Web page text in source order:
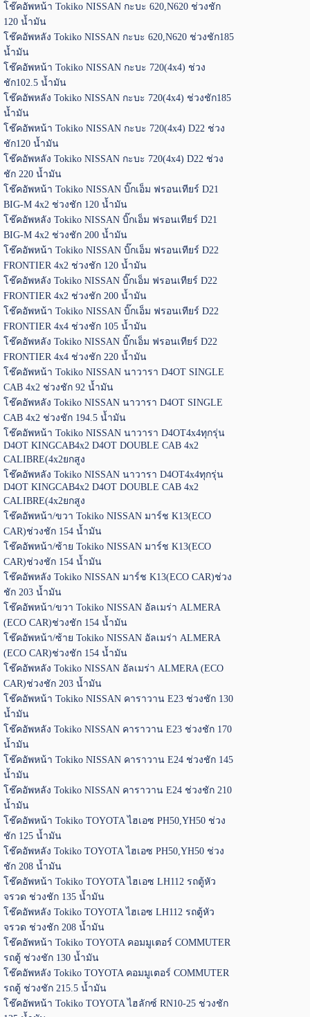
โช๊คอัพหน้า Tokiko NISSAN กะบะ 620,N620 ช่วงชัก
120 น้ำมัน
โช๊คอัพหลัง Tokiko NISSAN กะบะ 620,N620 ช่วงชัก185
น้ำมัน
โช๊คอัพหน้า Tokiko NISSAN กะบะ 720(4x4) ช่วง
ชัก102.5 น้ำมัน
โช๊คอัพหลัง Tokiko NISSAN กะบะ 720(4x4) ช่วงชัก185
น้ำมัน
โช๊คอัพหน้า Tokiko NISSAN กะบะ 720(4x4) D22 ช่วง
ชัก120 น้ำมัน
โช๊คอัพหลัง Tokiko NISSAN กะบะ 720(4x4) D22 ช่วง
ชัก 220 น้ำมัน
โช๊คอัพหน้า Tokiko NISSAN บิ๊กเอ็ม ฟรอนเทียร์ D21
BIG-M 4x2 ช่วงชัก 120 น้ำมัน
โช๊คอัพหลัง Tokiko NISSAN บิ๊กเอ็ม ฟรอนเทียร์ D21
BIG-M 4x2 ช่วงชัก 200 น้ำมัน
โช๊คอัพหน้า Tokiko NISSAN บิ๊กเอ็ม ฟรอนเทียร์ D22
FRONTIER 4x2 ช่วงชัก 120 น้ำมัน
โช๊คอัพหลัง Tokiko NISSAN บิ๊กเอ็ม ฟรอนเทียร์ D22
FRONTIER 4x2 ช่วงชัก 200 น้ำมัน
โช๊คอัพหน้า Tokiko NISSAN บิ๊กเอ็ม ฟรอนเทียร์ D22
FRONTIER 4x4 ช่วงชัก 105 น้ำมัน
โช๊คอัพหลัง Tokiko NISSAN บิ๊กเอ็ม ฟรอนเทียร์ D22
FRONTIER 4x4 ช่วงชัก 220 น้ำมัน
โช๊คอัพหน้า Tokiko NISSAN นาวารา D4OT SINGLE
CAB 4x2 ช่วงชัก 92 น้ำมัน
โช๊คอัพหลัง Tokiko NISSAN นาวารา D4OT SINGLE
CAB 4x2 ช่วงชัก 194.5 น้ำมัน
โช๊คอัพหน้า Tokiko NISSAN นาวารา D4OT4x4ทุกรุ่น
D4OT KINGCAB4x2 D4OT DOUBLE CAB 4x2
CALIBRE(4x2ยกสูง
โช๊คอัพหลัง Tokiko NISSAN นาวารา D4OT4x4ทุกรุ่น
D4OT KINGCAB4x2 D4OT DOUBLE CAB 4x2
CALIBRE(4x2ยกสูง
โช๊คอัพหน้า/ขวา Tokiko NISSAN มาร์ช K13(ECO
CAR)ช่วงชัก 154 น้ำมัน
โช๊คอัพหน้า/ซ้าย Tokiko NISSAN มาร์ช K13(ECO
CAR)ช่วงชัก 154 น้ำมัน
โช๊คอัพหลัง Tokiko NISSAN มาร์ช K13(ECO CAR)ช่วง
ชัก 203 น้ำมัน
โช๊คอัพหน้า/ขวา Tokiko NISSAN อัลเมร่า ALMERA
(ECO CAR)ช่วงชัก 154 น้ำมัน
โช๊คอัพหน้า/ซ้าย Tokiko NISSAN อัลเมร่า ALMERA
(ECO CAR)ช่วงชัก 154 น้ำมัน
โช๊คอัพหลัง Tokiko NISSAN อัลเมร่า ALMERA (ECO
CAR)ช่วงชัก 203 น้ำมัน
โช๊คอัพหน้า Tokiko NISSAN คาราวาน E23 ช่วงชัก 130
น้ำมัน
โช๊คอัพหลัง Tokiko NISSAN คาราวาน E23 ช่วงชัก 170
น้ำมัน
โช๊คอัพหน้า Tokiko NISSAN คาราวาน E24 ช่วงชัก 145
น้ำมัน
โช๊คอัพหลัง Tokiko NISSAN คาราวาน E24 ช่วงชัก 210
น้ำมัน
โช๊คอัพหน้า Tokiko TOYOTA ไฮเอซ PH50,YH50 ช่วง
ชัก 125 น้ำมัน
โช๊คอัพหลัง Tokiko TOYOTA ไฮเอซ PH50,YH50 ช่วง
ชัก 208 น้ำมัน
โช๊คอัพหน้า Tokiko TOYOTA ไฮเอซ LH112 รถตู้หัว
จรวด ช่วงชัก 135 น้ำมัน
โช๊คอัพหลัง Tokiko TOYOTA ไฮเอซ LH112 รถตู้หัว
จรวด ช่วงชัก 208 น้ำมัน
โช๊คอัพหน้า Tokiko TOYOTA คอมมูเตอร์ COMMUTER
รถตู้ ช่วงชัก 130 น้ำมัน
โช๊คอัพหลัง Tokiko TOYOTA คอมมูเตอร์ COMMUTER
รถตู้ ช่วงชัก 215.5 น้ำมัน
โช๊คอัพหน้า Tokiko TOYOTA ไฮลักซ์ RN10-25 ช่วงชัก